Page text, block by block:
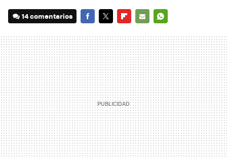
14 comentarios
MAIL